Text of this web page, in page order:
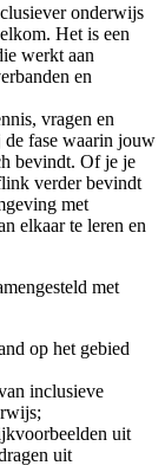
onderwijs
Het is een
werkt aan
en
vragen en
fase waarin jouw
bevindt. Of je je
verder bevindt
met
elkaar te leren en
met
op het gebied
inclusieve
uit
uit